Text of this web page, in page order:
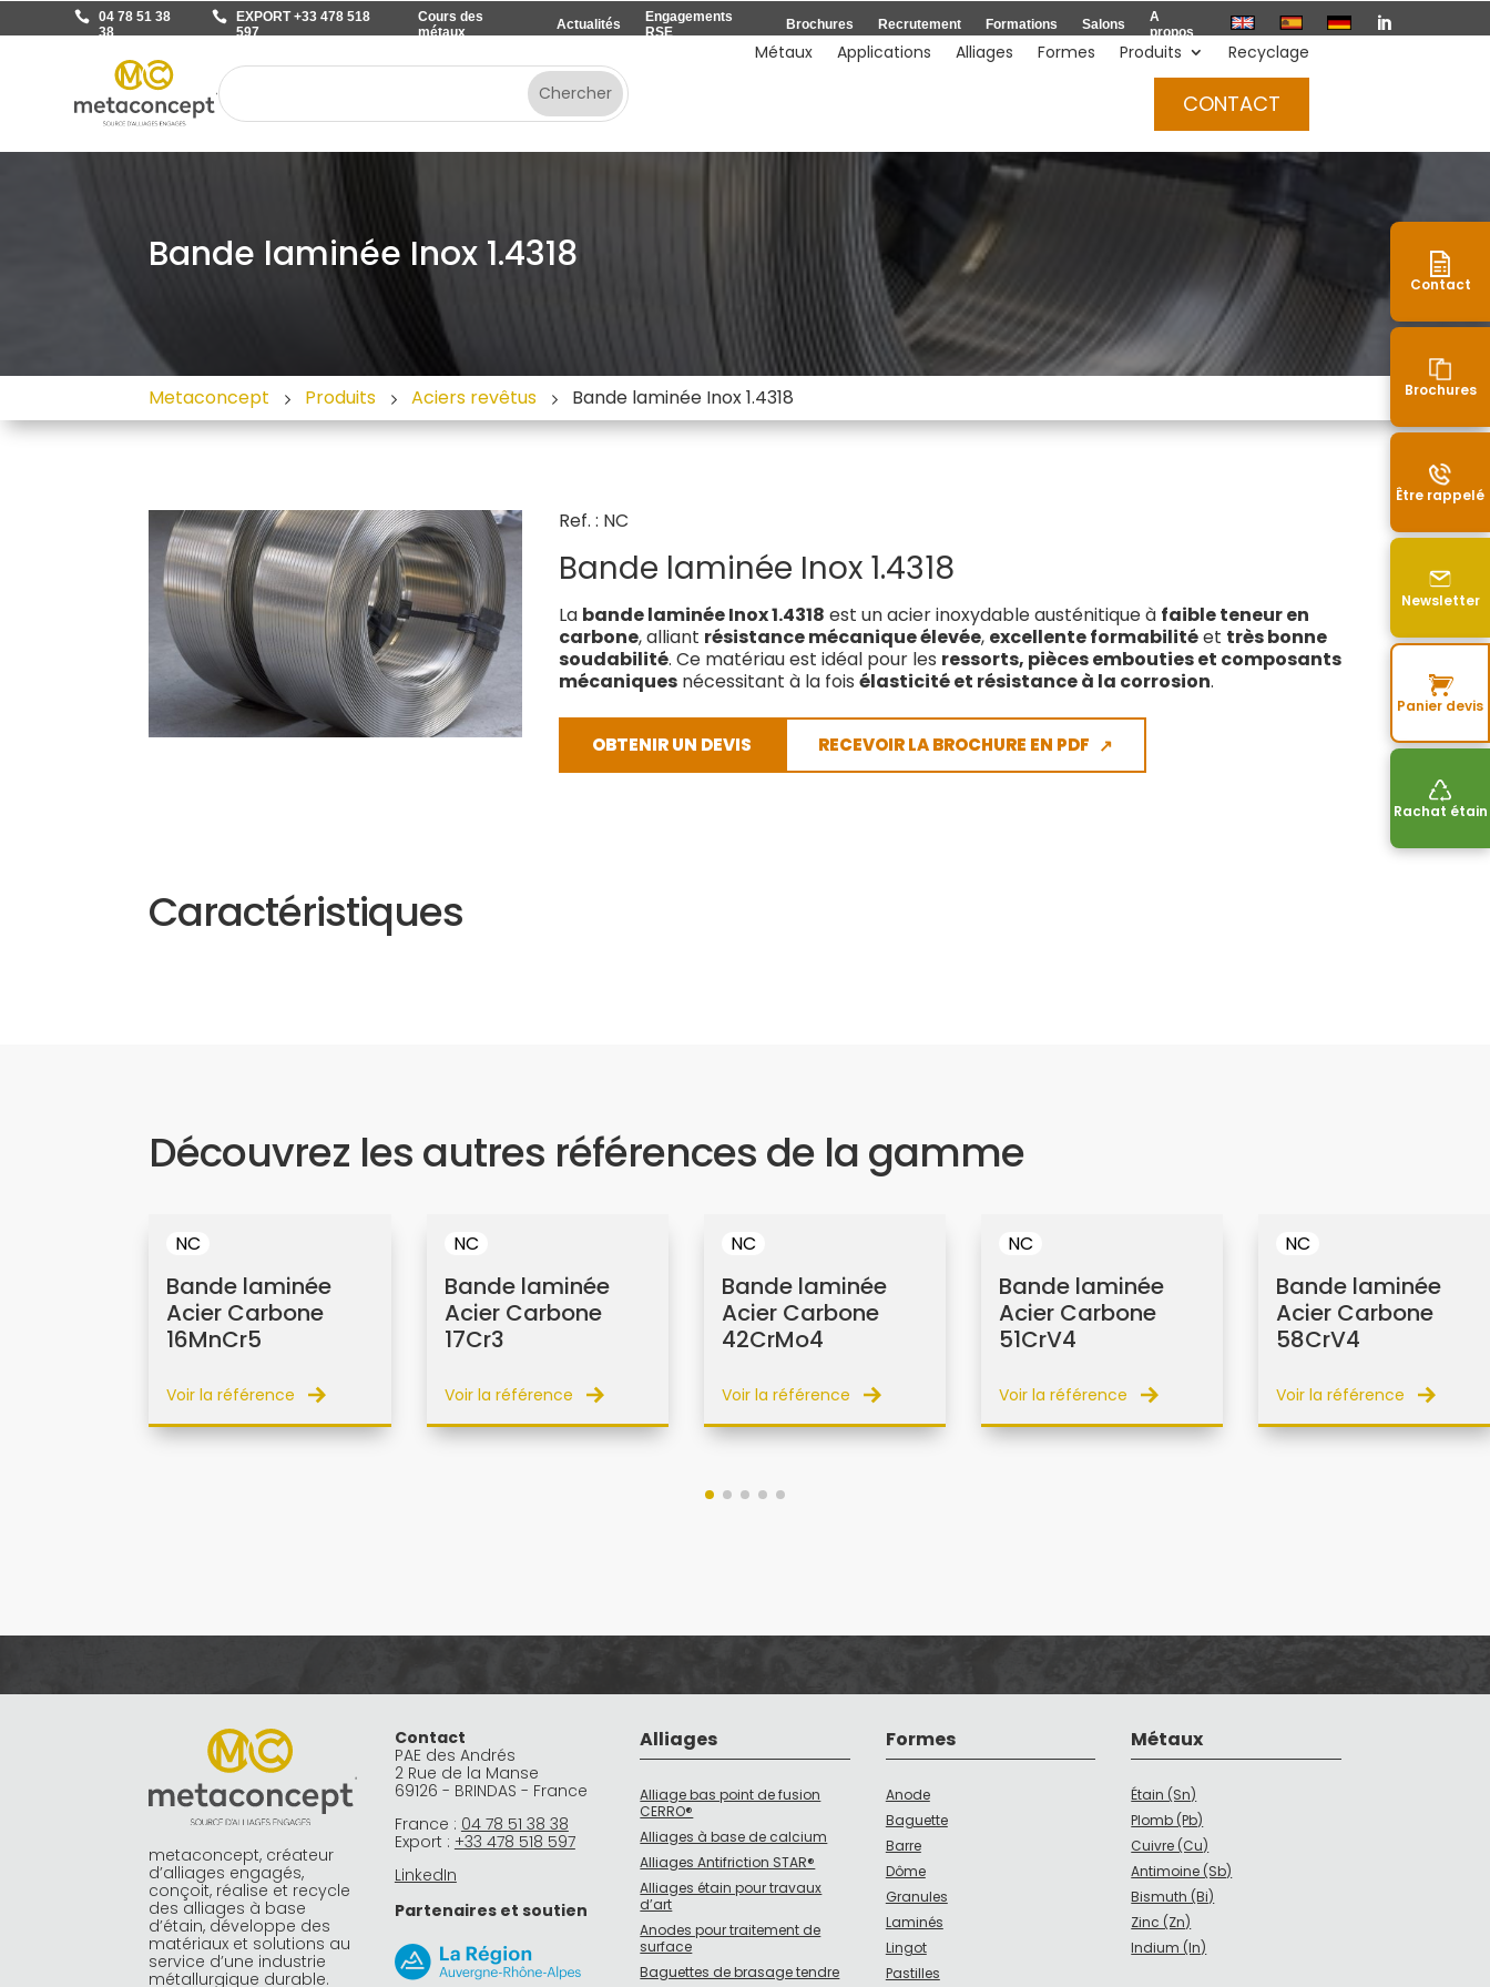
04 78 51 38
38
EXPORT +33 478 518
597
Cours des
métaux
Actualités
Engagements
RSE
Brochures Recrutement Formations Salons
A
propos

Métaux Applications Alliages Formes Produits Recyclage
CONTACT
Bande laminée Inox 1.4318
Metaconcept Produits Aciers revêtus Bande laminée Inox 1.4318
Ref. : NC
Bande laminée Inox 1.4318
La bande laminée Inox 1.4318 est un acier inoxydable austénitique à faible teneur en
carbone, alliant résistance mécanique élevée, excellente formabilitéet très bonne
soudabilité. Ce matériau est idéal pour les ressorts, pièces embouties et composants
mécaniquesnécessitant à la fois élasticité et résistance à la corrosion.
OBTENIR UN DEVIS RECEVOIR LA BROCHURE EN PDF ↗
Caractéristiques
Découvrez les autres références de la gamme
NC
Bande laminée
Acier Carbone
16MnCr5
Voir la référence
NC
Bande laminée
Acier Carbone
17Cr3
Voir la référence
NC
Bande laminée
Acier Carbone
42CrMo4
Voir la référence
NC
Bande laminée
Acier Carbone
51CrV4
Voir la référence
NC
Bande laminée
Acier Carbone
58CrV4
Voir la référence
metaconcept, créateur
d’alliages engagés,
conçoit, réalise et recycle
des alliages à base
d’étain, développe des
matériaux et solutions au
service d’une industrie
métallurgique durable.
Contact
PAE des Andrés
2 Rue de la Manse
69126 - BRINDAS - France
France : 04 78 51 38 38
Export : +33 478 518 597
LinkedIn
Partenaires et soutien
Alliages
Alliage bas point de fusion
CERRO®
Alliages à base de calcium
Alliages Antifriction STAR®
Alliages étain pour travaux
d’art
Anodes pour traitement de
surface
Baguettes de brasage tendre
Formes
Anode
Baguette
Barre
Dôme
Granules
Laminés
Lingot
Pastilles
Métaux
Étain (Sn)
Plomb (Pb)
Cuivre (Cu)
Antimoine (Sb)
Bismuth (Bi)
Zinc (Zn)
Indium (In)
Contact
Brochures
Être rappelé
Newsletter
Panier devis
Rachat étain